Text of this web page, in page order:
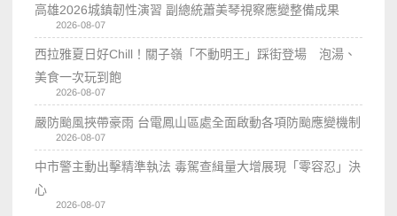
高雄2026城鎮韌性演習 副總統蕭美琴視察應變整備成果
2026-08-07
西拉雅夏日好Chill！關子嶺「不動明王」踩街登場 泡湯、
美食一次玩到飽
2026-08-07
嚴防颱風挾帶豪雨 台電鳳山區處全面啟動各項防颱應變機制
2026-08-07
中市警主動出擊精準執法 毒駕查緝量大增展現「零容忍」決
心
2026-08-07